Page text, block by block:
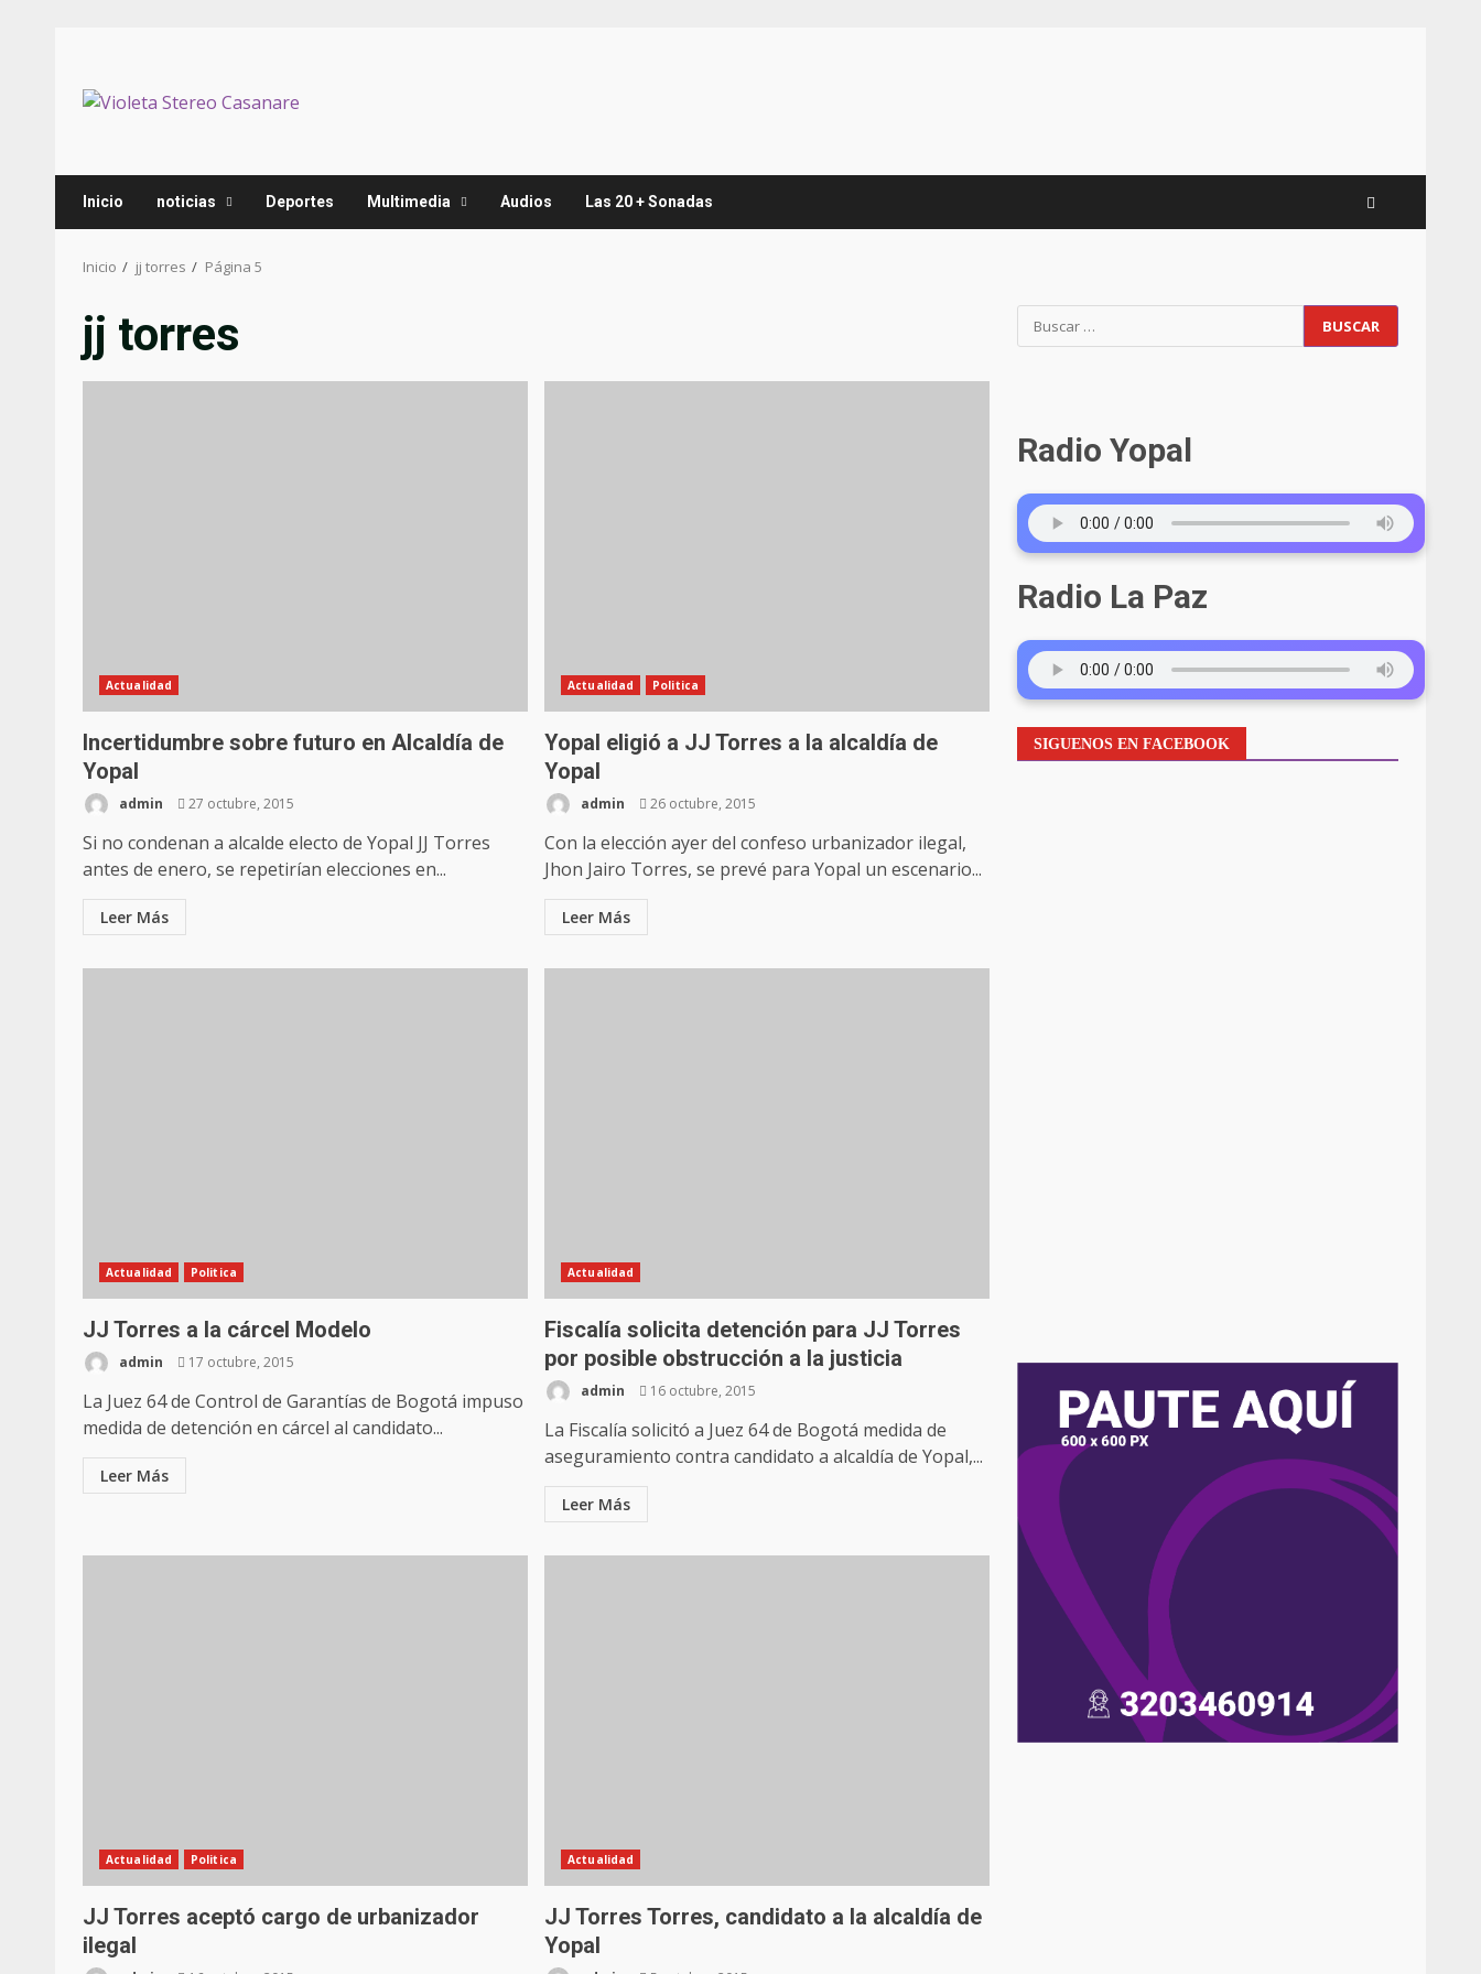
Inicio noticias Deportes Multimedia Audios Las 20 + Sonadas
Inicio jj torres Página 5
jj torres
Actualidad
Incertidumbre sobre futuro en Alcaldía de
Yopal
admin 27 octubre, 2015
Si no condenan a alcalde electo de Yopal JJ Torres
antes de enero, se repetirían elecciones en...
Leer Más
Actualidad Politica
Yopal eligió a JJ Torres a la alcaldía de
Yopal
admin 26 octubre, 2015
Con la elección ayer del confeso urbanizador ilegal,
Jhon Jairo Torres, se prevé para Yopal un escenario...
Leer Más
Actualidad Politica
JJ Torres a la cárcel Modelo
admin 17 octubre, 2015
La Juez 64 de Control de Garantías de Bogotá impuso
medida de detención en cárcel al candidato...
Leer Más
Actualidad
Fiscalía solicita detención para JJ Torres
por posible obstrucción a la justicia
admin 16 octubre, 2015
La Fiscalía solicitó a Juez 64 de Bogotá medida de
aseguramiento contra candidato a alcaldía de Yopal,...
Leer Más
Actualidad Politica
JJ Torres aceptó cargo de urbanizador
ilegal
Actualidad
JJ Torres Torres, candidato a la alcaldía de
Yopal
Radio Yopal
Radio La Paz
SIGUENOS EN FACEBOOK